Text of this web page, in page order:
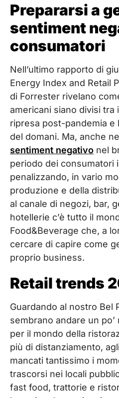
Prepararsi a
sentiment
consumatori
Nell’ultimo rapporto di
Energy Index and Retail
di Forrester rivelano
americani siano divisi tra
ripresa post-pandemia e
del domani. Ma, anche
sentiment negativo nel
periodo dei consumatori
penalizzando, in vario
produzione e della
al canale di negozi, bar,
hotellerie c’è tutto il
Food&Beverage che, a
cercare di capire come
proprio business.
Retail trends
Guardando al nostro Bel
sembrano andare un
per il mondo della
più di distanziamento,
mancati tantissimo i
trascorsi nei locali
fast food, trattorie e